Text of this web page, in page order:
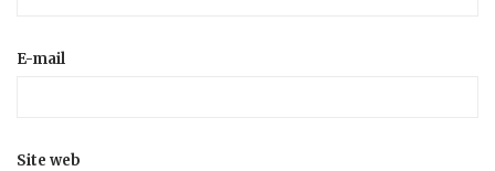
E-mail
Site web